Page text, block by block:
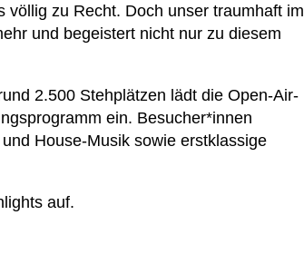
völlig zu Recht. Doch unser traumhaft im
und begeistert nicht nur zu diesem
2.500 Stehplätzen lädt die Open-Air-
ein. Besucher*innen
House-Musik sowie erstklassige
auf.